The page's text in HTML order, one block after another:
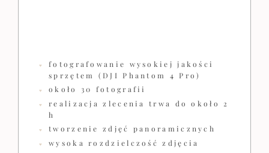
fotografowanie wysokiej jakości
sprzętem (DJI Phantom 4 Pro)
około 30 fotografii
realizacja zlecenia trwa do około 2
h
tworzenie zdjęć panoramicznych
wysoka rozdzielczość zdjęcia